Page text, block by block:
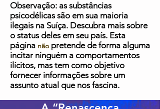
Observação: as substâncias
psicodélicas são em sua maioria
ilegais na Suíça. Descubra mais sobre
o status deles em seu país. Esta
página não pretende de forma alguma
incitar ninguém a comportamentos
ilícitos, mas tem como objetivo
fornecer informações sobre um
assunto atual que nos fascina.